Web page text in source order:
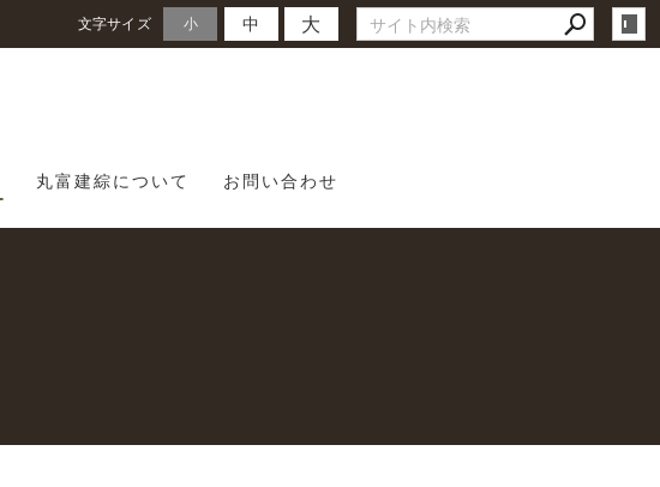
文字サイズ 小 中 大
丸富建綜について お問い合わせ